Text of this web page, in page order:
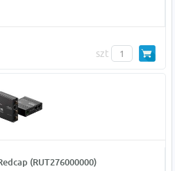
szt
(RUT276000000)